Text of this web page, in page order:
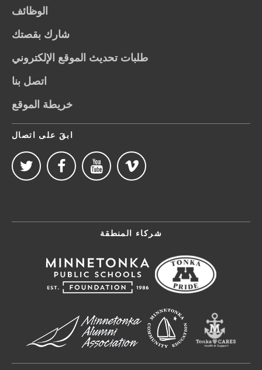
الوظائف
شارك بقصتك
طلبات تحديث الموقع الإلكتروني
اتصل بنا
خريطة الموقع
ابقَ على اتصال
شركاء المنطقة